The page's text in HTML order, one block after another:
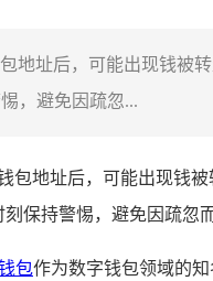
地址后，可能出现钱被
，避免因疏忽...
包地址后，可能出现钱
保持警惕，避免因疏忽
包作为数字钱包领域的